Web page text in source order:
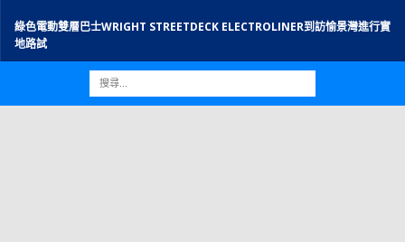
綠色電動雙層巴士WRIGHT STREETDECK ELECTROLINER到訪愉景灣進行實
地路試